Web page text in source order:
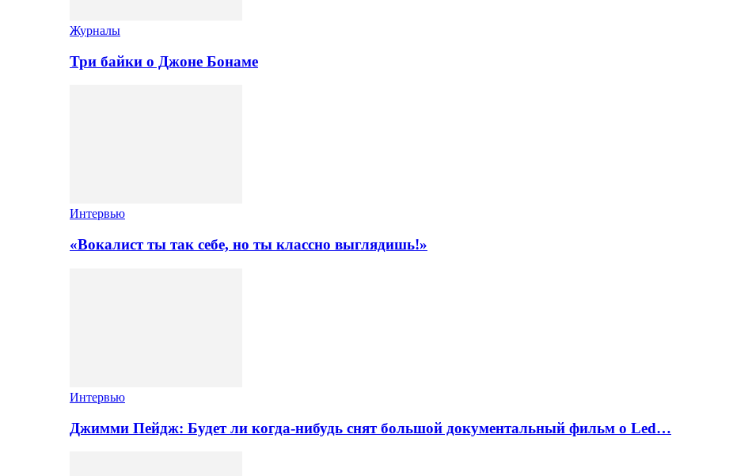
Журналы
Три байки о Джоне Бонаме
Интервью
«Вокалист ты так себе, но ты классно выглядишь!»
Интервью
Джимми Пейдж: Будет ли когда-нибудь снят большой документальный фильм о Led…